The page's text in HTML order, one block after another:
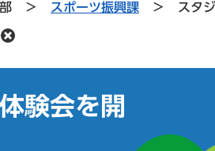
> スポーツ振興課 > スタ
験会を開